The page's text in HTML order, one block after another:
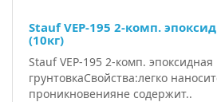
Stauf VEP-195 2-комп.
(10кг)
Stauf VEP-195 2-комп. эпоксидная
грунтовкаСвойства:легко
проникновенияне содержит..